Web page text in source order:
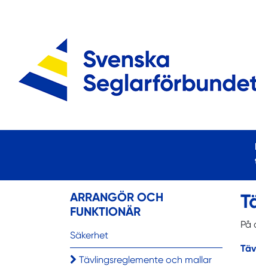
ARRANGÖR OCH
FUNKTIONÄR
Säkerhet
Tävlingsreglemente och mallar
På